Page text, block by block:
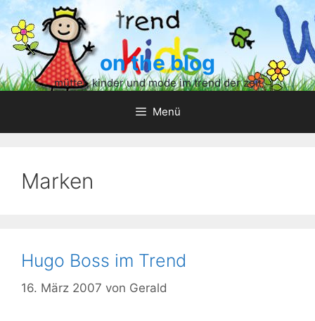
Zum
Inhalt
springen
on the blog
mütter, kinder und mode im trend der zeit
Menü
Marken
Hugo Boss im Trend
16. März 2007 von Gerald